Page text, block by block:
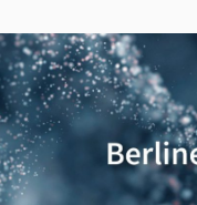
to
content